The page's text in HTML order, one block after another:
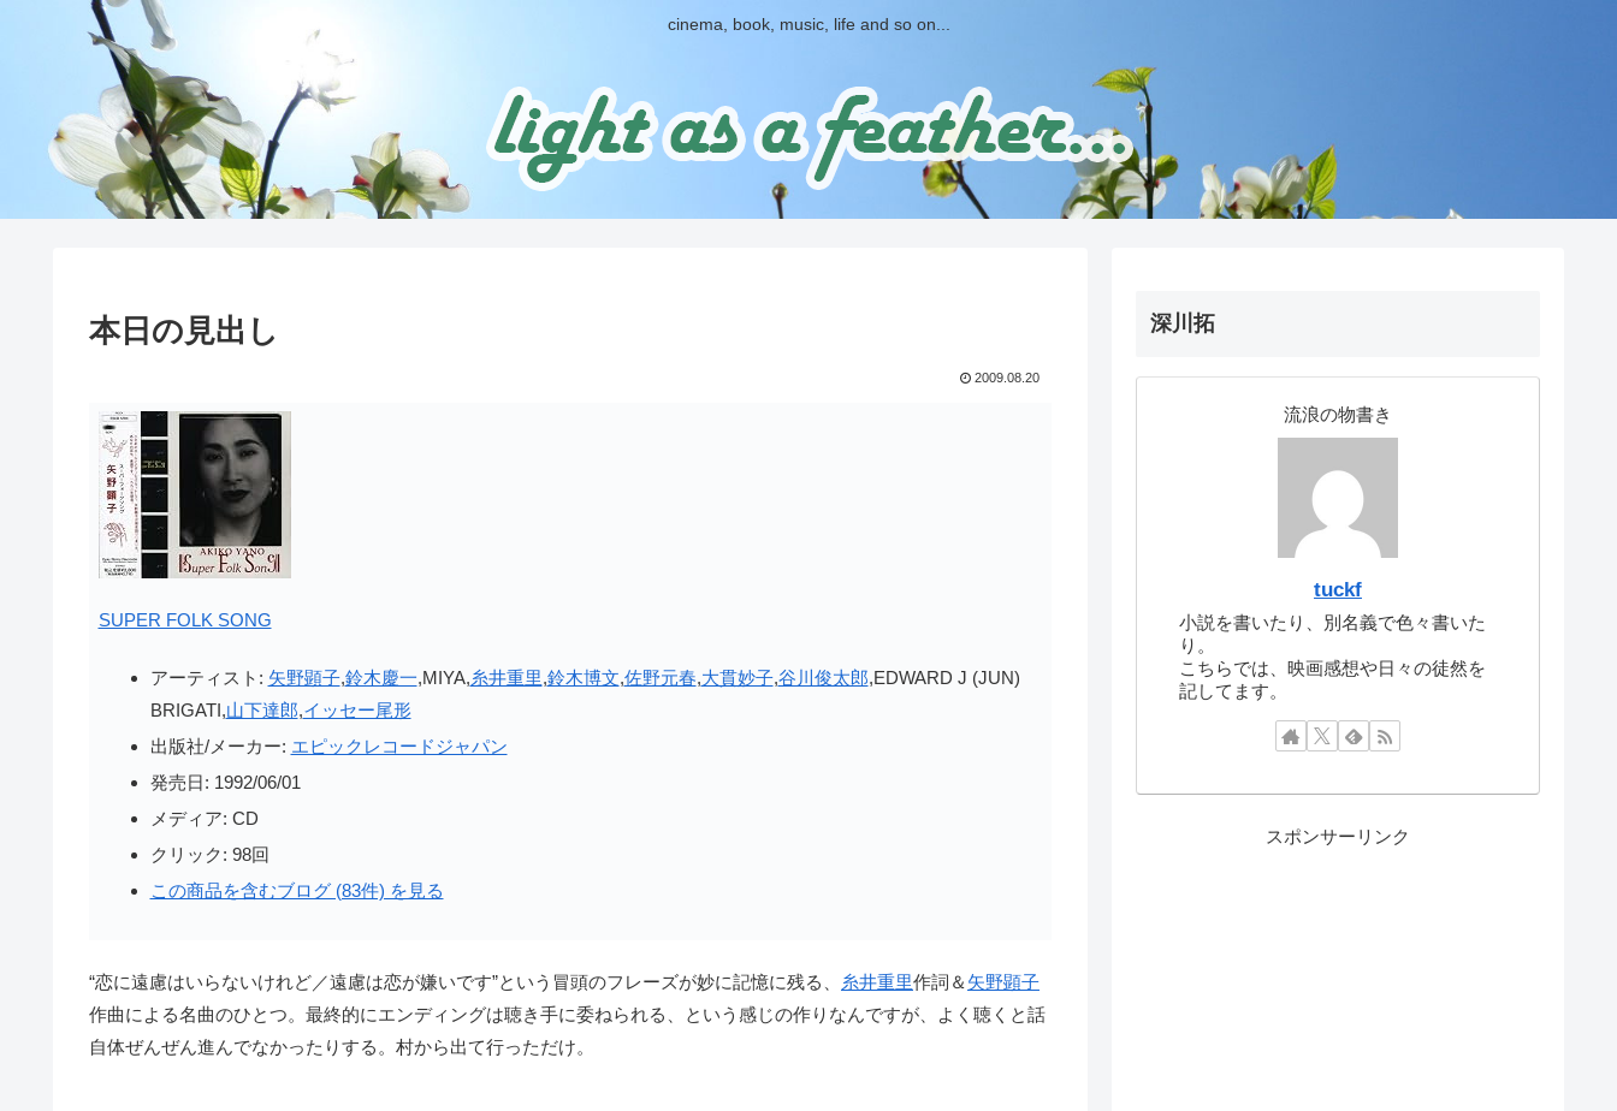
cinema, book, music, life and so on...
本日の見出し
2009.08.20
SUPER FOLK SONG
アーティスト: 矢野顕子,鈴木慶一,MIYA,糸井重里,鈴木博文,佐野元春,大貫妙子,谷川俊太郎,EDWARD J (JUN)
BRIGATI,山下達郎,イッセー尾形
出版社/メーカー: エピックレコードジャパン
発売日: 1992/06/01
メディア: CD
クリック: 98回
この商品を含むブログ (83件) を見る
“恋に遠慮はいらないけれど／遠慮は恋が嫌いです”という冒頭のフレーズが妙に記憶に残る、 糸井重里作詞＆ 矢野顕子
作曲による名曲のひとつ。最終的にエンディングは聴き手に委ねられる、という感じの作りなんですが、よく聴くと話
自体ぜんぜん進んでなかったりする。村から出て行っただけ。
深川拓
流浪の物書き
tuckf
小説を書いたり、別名義で色々書いた
り。
こちらでは、映画感想や日々の徒然を
記してます。
スポンサーリンク